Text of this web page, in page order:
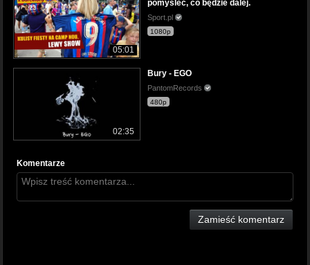
05:01
pomyśleć, co będzie dalej.
Sport.pl
1080p
02:35
Bury - EGO
PantomRecords
480p
Komentarze
Zamieść komentarz